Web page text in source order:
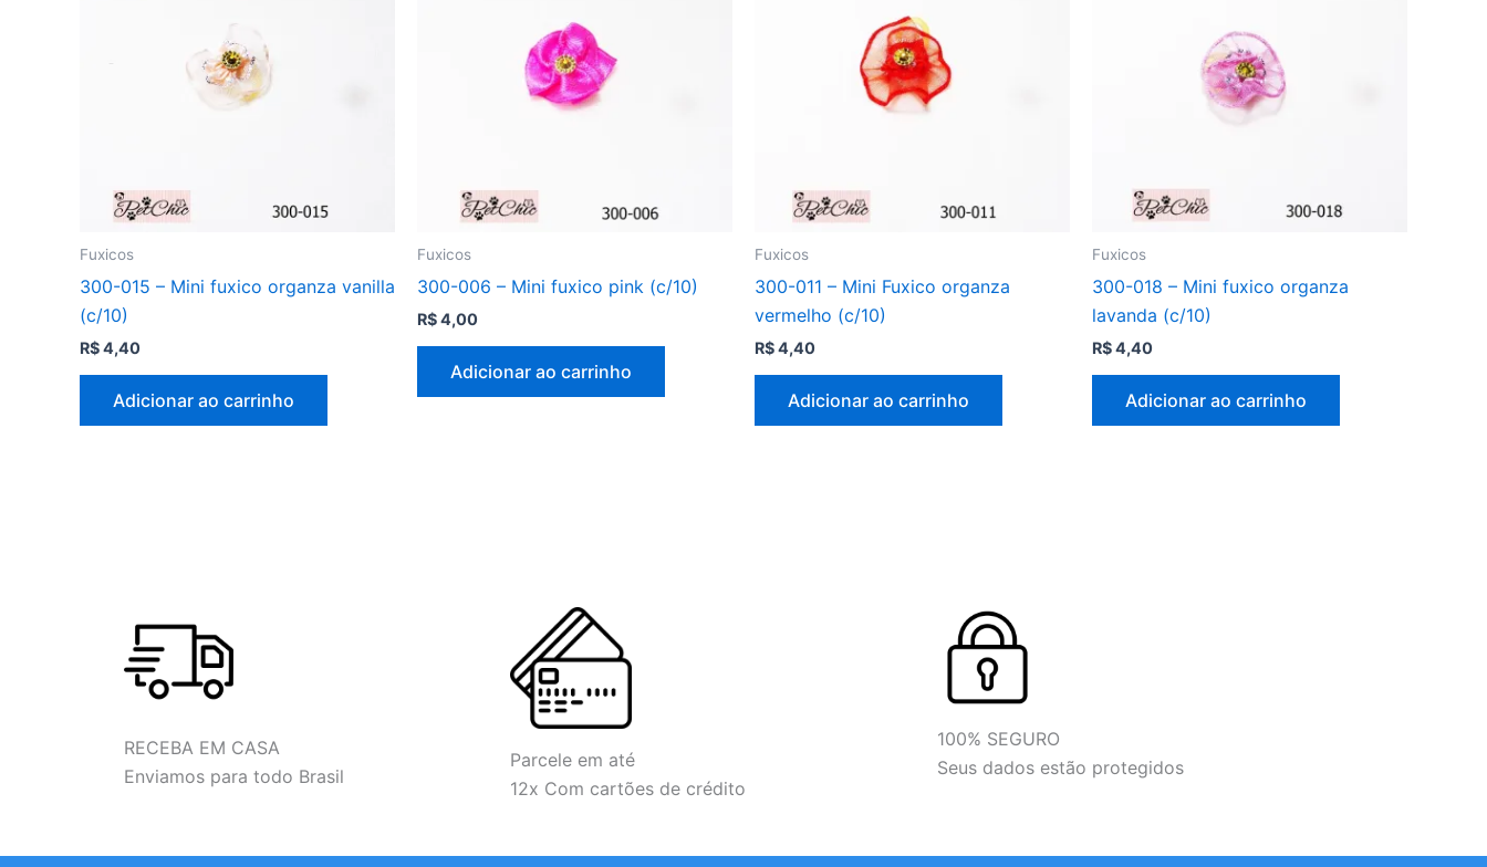
Fuxicos
300-015 – Mini fuxico organza vanilla
(c/10)
R$4,40
Adicionar ao carrinho
Fuxicos
300-006 – Mini fuxico pink (c/10)
R$4,00
Adicionar ao carrinho
Fuxicos
300-011 – Mini Fuxico organza
vermelho (c/10)
R$4,40
Adicionar ao carrinho
Fuxicos
300-018 – Mini fuxico organza
lavanda (c/10)
R$4,40
Adicionar ao carrinho
RECEBA EM CASA
Enviamos para todo Brasil
Parcele em até
12x Com cartões de crédito
100% SEGURO
Seus dados estão protegidos